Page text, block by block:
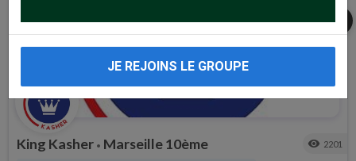
share
King Kasher • Marseille 10ème visibility 2201
JE REJOINS LE GROUPE